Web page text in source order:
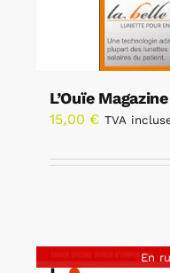
L’Ouïe
15,00 € TVA
En